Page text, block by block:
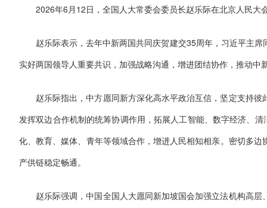
2026年6月12日，全国人大常委会委员长赵乐际在北京人民大
赵乐际表示，去年中新两国共同庆贺建交35周年，习近平主
实好两国领导人重要共识，加强战略沟通，增进团结协作，推动
赵乐际指出，中方愿同新方深化高水平政治互信，坚定支持
发挥双边合作机制的统筹协调作用，拓展人工智能、数字经济、
化、教育、媒体、青年等领域合作，增进人民相知相亲。密切多
产供链稳定畅通。
赵乐际强调，中国全国人大愿同新加坡国会加强立法机构高